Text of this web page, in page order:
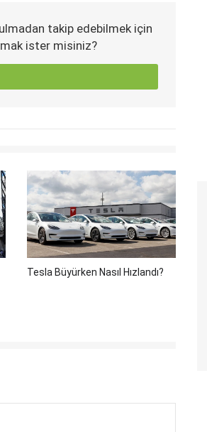
takip edebilmek için
ister misiniz?
Tesla Büyürken Nasıl Hızlandı?